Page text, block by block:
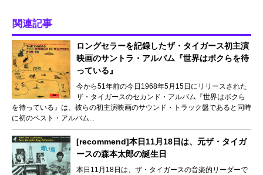
関連記事
ロングセラーを記録したザ・タイガース初主演
映画のサントラ・アルバム『世界はボクらを待
っている』
今から51年前の今日1968年5月15日にリリースされた
ザ・タイガースのセカンド・アルバム『世界はボクら
を待っている』は、彼らの初主演映画のサウンド・トラック盤であると同時
に初のベスト・アルバム...
[recommend]本日11月18日は、元ザ・タイガ
ースの森本太郎の誕生日
本日11月18日は、ザ・タイガースの音楽的リーダーで